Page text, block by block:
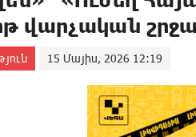
վարչական
15 Մայիս, 2026 12:19